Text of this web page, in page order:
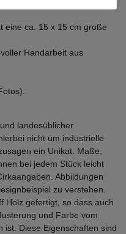
eine ca. 15 x 15 cm große
Handarbeit aus
landesüblicher
nicht um industrielle
ein Unikat. Maße,
bei jedem Stück leicht
Abbildungen
zu verstehen.
Holz gefertigt, so dass auch
und Farbe vom
ist. Diese Eigenschaften sind